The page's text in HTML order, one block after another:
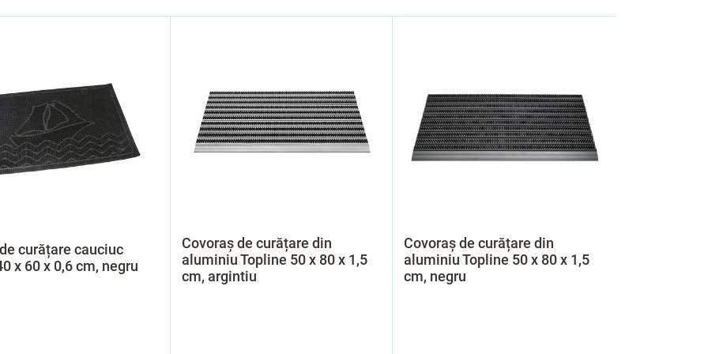
curățare cauciuc
x 60 x 0,6 cm, negru
Covoraș de curățare din
aluminiu Topline 50 x 80 x 1,5
cm, argintiu
Covoraș de curățare din
aluminiu Topline 50 x 80 x 1,5
cm, negru